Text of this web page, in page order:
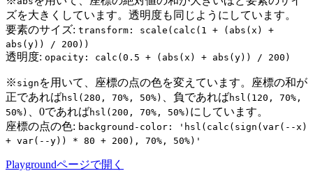
ズを大きくしています。透明度も同じようにしています。
要素のサイズ: transform: scale(calc(1 + (abs(x) +
abs(y)) / 200))
透明度: opacity: calc(0.5 + (abs(x) + abs(y)) / 200)
※ sign を用いて、座標の点の色を変えています。座標の和が
正であればhsl(280, 70%, 50%) 、負であればhsl(120, 70%,
50%)
、0であればhsl(200, 70%, 50%) にしています。
座標の点の色: background-color: ' hsl(calc(sign(var(--x)
+ var(--y)) * 80 + 200), 70%, 50%) '
Playgroundページで開く